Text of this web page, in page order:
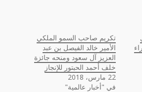
تكريم صاحب السمو الملكي
الأمير خالد الفيصل بن عبد
العزيز آل سعود ومنحه جائزة
خلف أحمد الحبتور للإنجاز
22 مارس، 2018
في "أخبار عالمية"